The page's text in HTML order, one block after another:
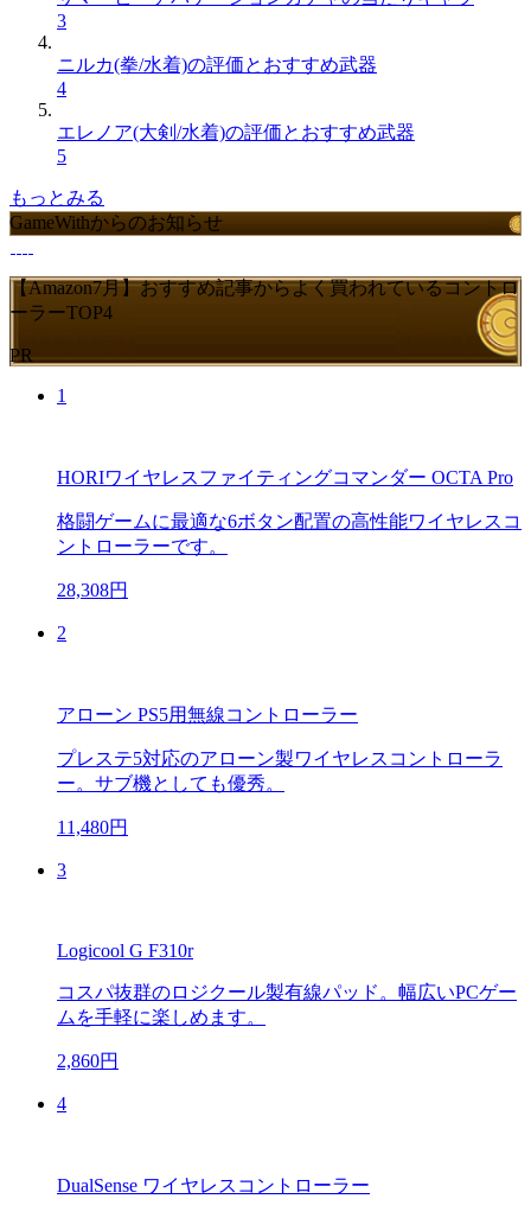
3
ニルカ(拳/水着)の評価とおすすめ武器
4
エレノア(大剣/水着)の評価とおすすめ武器
5
もっとみる
GameWithからのお知らせ
【Amazon7月】おすすめ記事からよく買われているコントロ
ーラーTOP4
PR
1
HORIワイヤレスファイティングコマンダー OCTA Pro
格闘ゲームに最適な6ボタン配置の高性能ワイヤレスコ
ントローラーです。
28,308円
2
アローン PS5用無線コントローラー
プレステ5対応のアローン製ワイヤレスコントローラ
ー。サブ機としても優秀。
11,480円
3
Logicool G F310r
コスパ抜群のロジクール製有線パッド。幅広いPCゲー
ムを手軽に楽しめます。
2,860円
4
DualSense ワイヤレスコントローラー